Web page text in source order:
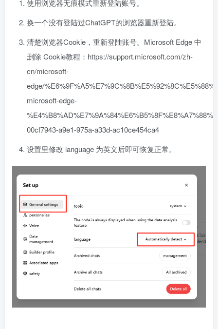
使用浏览器无痕模式重新登陆账号。
换一个没有登陆过ChatGPT的浏览器重新登陆。
清楚浏览器Cookie，重新登陆账号。Microsoft Edge 中
删除 Cookie教程：https://support.microsoft.com/zh-
cn/microsoft-
edge/
microsoft-edge-
00cf7943-a9e1-975a-a33d-ac10ce454ca4
设置里修改 language 为英文后即可恢复正常。